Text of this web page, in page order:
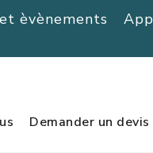
èvènements
Demander un devis